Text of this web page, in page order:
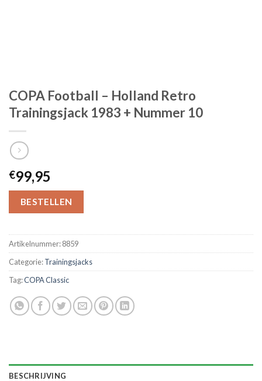
COPA Football – Holland Retro
Trainingsjack 1983 + Nummer 10
€99,95
BESTELLEN
Artikelnummer:8859
Categorie:Trainingsjacks
Tag:COPA Classic
BESCHRIJVING